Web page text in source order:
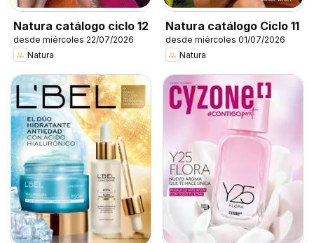
Natura catálogo ciclo 12
desde miércoles 22/07/2026
Natura
Natura catálogo Ciclo 11
desde miércoles 01/07/2026
Natura